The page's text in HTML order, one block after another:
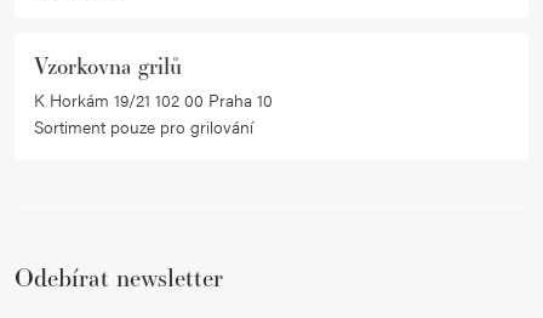
Vzorkovna grilů
K Horkám 19/21 102 00 Praha 10
Sortiment pouze pro grilování
Odebírat newsletter